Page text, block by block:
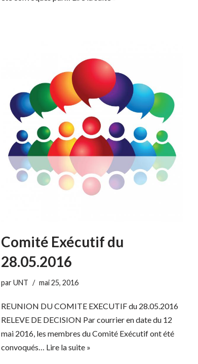
Comité Exécutif du
28.05.2016
parUNT mai 25, 2016
REUNION DU COMITE EXECUTIF du 28.05.2016
RELEVE DE DECISION Par courrier en date du 12
mai 2016, les membres du Comité Exécutif ont été
convoqués… Lire la suite »